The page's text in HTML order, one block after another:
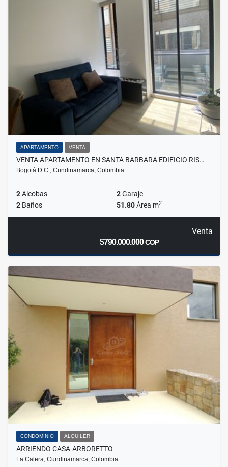
APARTAMENTO VENTA
VENTA APARTAMENTO EN SANTA BARBARA EDIFICIO RIS…
Bogotá D.C., Cundinamarca, Colombia
2Alcobas 2Garaje
2 Baños 51.80Área m2
Venta
$790.000.000COP
CONDOMINIO ALQUILER
ARRIENDO CASA-ARBORETTO
La Calera, Cundinamarca, Colombia